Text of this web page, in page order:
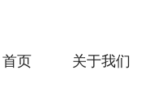
首页 关于我们